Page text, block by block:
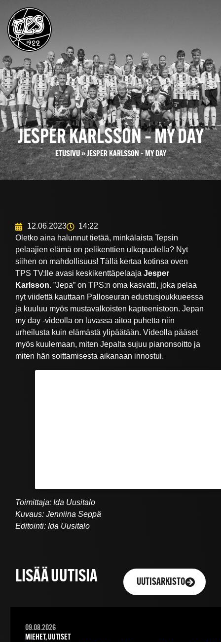
JESPER KARLSSON – MY DAY
ETUSIVU»JESPER KARLSSON – MY DAY
12.06.2023
14:22
Oletko aina halunnut tietää, minkälaista Tepsin
pelaajien elämä on pelikenttien ulkopuolella? Nyt
siihen on mahdollisuus! Tällä kertaa kotinsa oven
TPS TV:lle avasi keskikenttäpelaajaJesper
Karlsson. ”Jepa” on TPS:n oma kasvatti, joka pelaa
nyt viidettä kauttaan Palloseuran edustusjoukkueessa
ja kuuluu myös mustavalkoisten kapteenistoon. Jepan
my day -videolla on luvassa aitoa puhetta niin
urheilusta kuin elämästä ylipäätään. Videolla pääset
myös kuulemaan, miten Jepalta sujuu pianonsoitto ja
miten hän soittamisesta aikanaan innostui.
Toimittaja: Ida Uusitalo
Kuvaus: Jenniina Seppä
Editointi: Ida Uusitalo
LISÄÄ UUTISIA UUTISARKISTO
09.08.2026
MIEHET, UUTISET